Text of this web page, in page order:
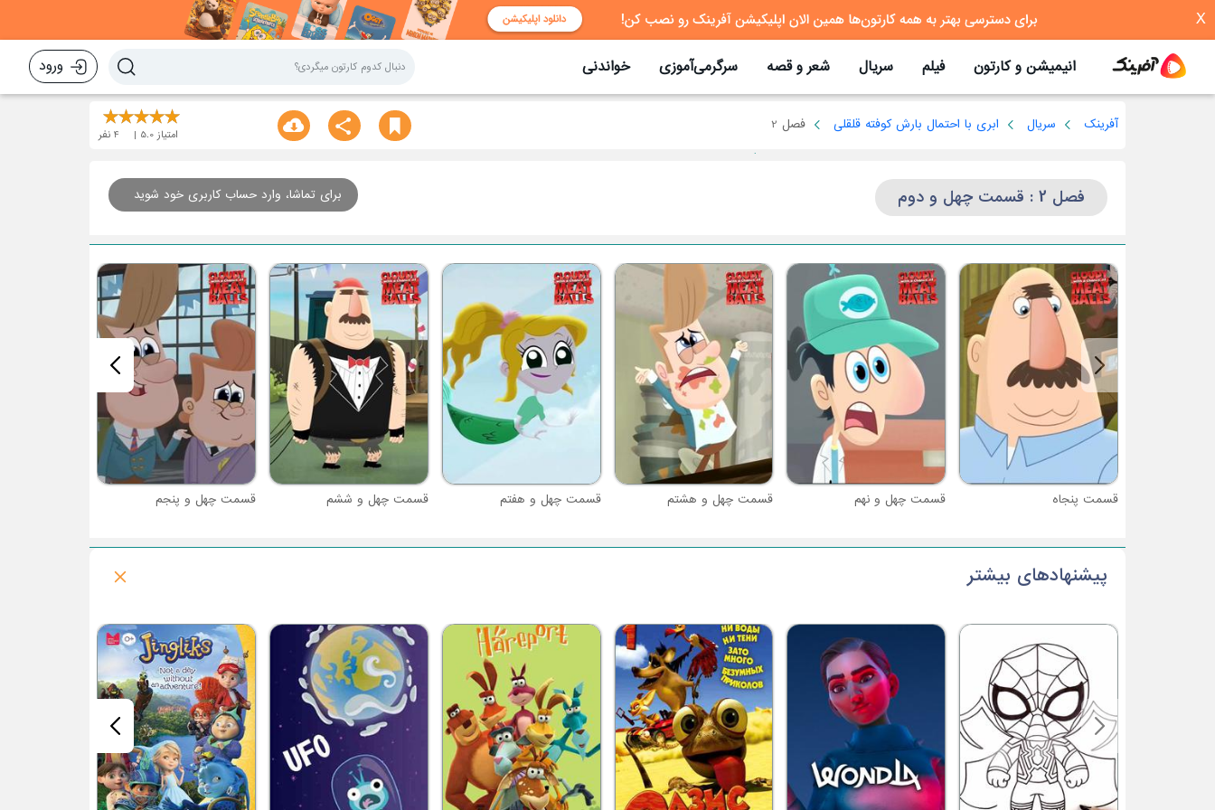
X
انیمیشن و کارتون فیلم سریال شعر و قصه سرگرمی‌آموزی خواندنی ورود
آفرینک سریال ابری با احتمال بارش کوفته قلقلی فصل 2
امتیاز 5.0
4 نفر
فصل 2 : قسمت چهل و دوم برای تماشا، وارد حساب کاربری خود شوید
قسمت پنجاه قسمت چهل و نهم قسمت چهل و هشتم قسمت چهل و هفتم قسمت چهل و ششم قسمت چهل و پنجم
پیشنهادهای بیشتر